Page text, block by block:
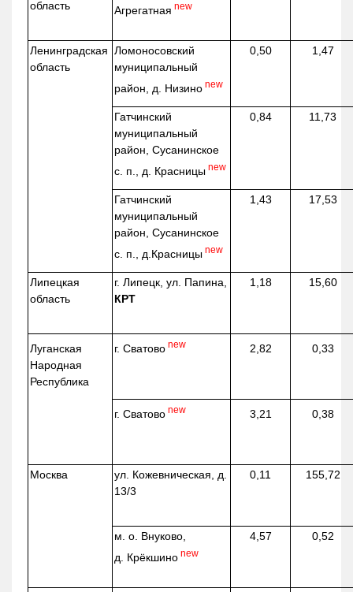
область
Агрегатная new
Ленинградская
область
Ломоносовский
муниципальный
район, д. Низино new
0,50 1,47
Гатчинский
муниципальный
район, Сусанинское
с. п., д. Красницы new
0,84 11,73
Гатчинский
муниципальный
район, Сусанинское
с. п., д.Красницы new
1,43 17,53
Липецкая
область
г. Липецк, ул. Папина,
КРТ
1,18 15,60
Луганская
Народная
Республика
г. Сватово new 2,82 0,33
г. Сватово new 3,21 0,38
Москва ул. Кожевническая, д.
13/3
0,11 155,72
м. о. Внуково,
д. Крёкшино new
4,57 0,52